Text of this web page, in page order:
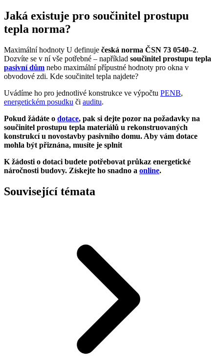
Jaká existuje pro součinitel prostupu
tepla norma?
Maximální hodnoty U definuje česká norma ČSN 73 0540–2.
Dozvíte se v ní vše potřebné – například součinitel prostupu tepla
pasivní dům nebo maximální přípustné hodnoty pro okna v
obvodové zdi. Kde součinitel tepla najdete?
Uvádíme ho pro jednotlivé konstrukce ve výpočtu PENB,
energetickém posudku či auditu.
Pokud žádáte o dotace, pak si dejte pozor na požadavky na
součinitel prostupu tepla materiálů u rekonstruovaných
konstrukcí u novostavby pasivního domu. Aby vám dotace
mohla být přiznána, musíte je splnit
K žádosti o dotaci budete potřebovat průkaz energetické
náročnosti budovy. Získejte ho snadno a online.
Související témata